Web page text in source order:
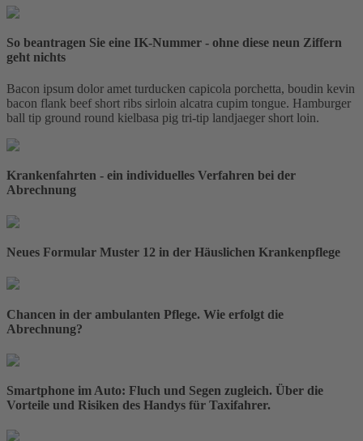
So beantragen Sie eine IK-Nummer - ohne diese neun Ziffern
geht nichts
Bacon ipsum dolor amet turducken capicola porchetta, boudin kevin
bacon flank beef short ribs sirloin alcatra cupim tongue. Hamburger
ball tip ground round kielbasa pig tri-tip landjaeger short loin.
Krankenfahrten - ein individuelles Verfahren bei der
Abrechnung
Neues Formular Muster 12 in der Häuslichen Krankenpflege
Chancen in der ambulanten Pflege. Wie erfolgt die
Abrechnung?
Smartphone im Auto: Fluch und Segen zugleich. Über die
Vorteile und Risiken des Handys für Taxifahrer.